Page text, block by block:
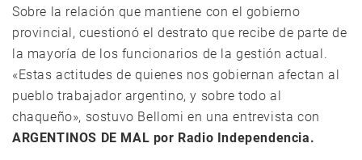
Sobre la relación que mantiene con el gobierno
provincial, cuestionó el destrato que recibe de parte de
la mayoría de los funcionarios de la gestión actual.
«Estas actitudes de quienes nos gobiernan afectan al
pueblo trabajador argentino, y sobre todo al
chaqueño», sostuvo Bellomi en una entrevista con
ARGENTINOS DE MAL por Radio Independencia.